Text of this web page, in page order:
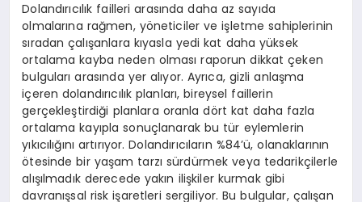
Dolandırıcılık failleri arasında daha az sayıda
olmalarına rağmen, yöneticiler ve işletme sahiplerinin
sıradan çalışanlara kıyasla yedi kat daha yüksek
ortalama kayba neden olması raporun dikkat çeken
bulguları arasında yer alıyor. Ayrıca, gizli anlaşma
içeren dolandırıcılık planları, bireysel faillerin
gerçekleştirdiği planlara oranla dört kat daha fazla
ortalama kayıpla sonuçlanarak bu tür eylemlerin
yıkıcılığını artırıyor. Dolandırıcıların %84’ü, olanaklarının
ötesinde bir yaşam tarzı sürdürmek veya tedarikçilerle
alışılmadık derecede yakın ilişkiler kurmak gibi
davranışsal risk işaretleri sergiliyor. Bu bulgular, çalışan